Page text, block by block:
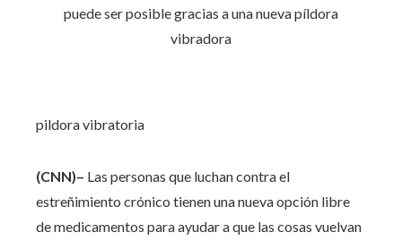
pildora vibratoria
(CNN)– Las personas que luchan contra el
estreñimiento crónico tienen una nueva opción libre
de medicamentos para ayudar a que las cosas vuelvan